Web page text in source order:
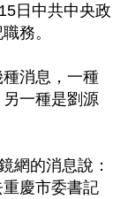
日中共中央政
務。
消息，一種
一種是劉源
網的消息說：
重慶市委書記